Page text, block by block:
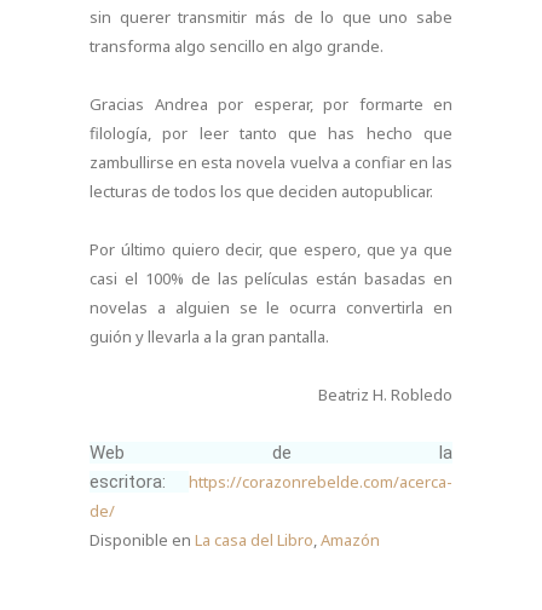
sin querer transmitir más de lo que uno sabe
transforma algo sencillo en algo grande.
Gracias Andrea por esperar, por formarte en
filología, por leer tanto que has hecho que
zambullirse en esta novela vuelva a confiar en las
lecturas de todos los que deciden autopublicar.
Por último quiero decir, que espero, que ya que
casi el 100% de las películas están basadas en
novelas a alguien se le ocurra convertirla en
guión y llevarla a la gran pantalla.
Beatriz H. Robledo
Web de la
escritora: https://corazonrebelde.com/acerca-
de/
Disponible en La casa del Libro Amazón